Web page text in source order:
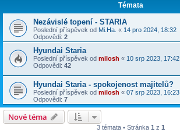
Témata
Nezávislé topení - STARIA
Poslední příspěvek od Mi.Ha. « 14 pro 2024, 18:32
Odpovědi: 2
Hyundai Staria
Poslední příspěvek od milosh « 10 srp 2023, 17:42
Odpovědi: 42
Hyundai Staria - spokojenost majitelů?
Poslední příspěvek od milosh « 07 srp 2023, 16:23
Odpovědi: 7
Nové téma
3 témata • Stránka 1 z 1